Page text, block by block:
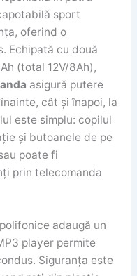
sport
oferind o
Echipată cu două
(total 12V/8Ah),
asigură putere
cât și înapoi, la
este simplu: copilul
și butoanele de pe
poate fi
prin telecomanda
adaugă un
player permite
Siguranța este